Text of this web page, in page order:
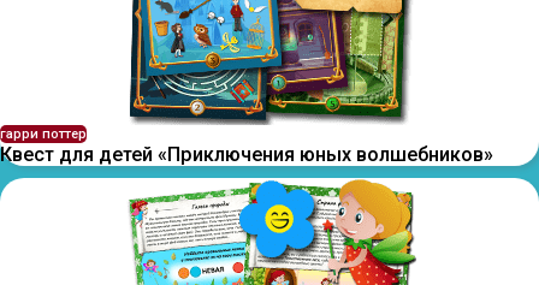
гарри поттер
Квест для детей «Приключения юных волшебников»